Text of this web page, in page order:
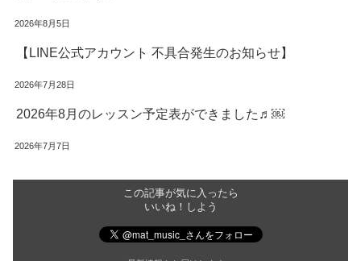
2026年8月5日
【LINE公式アカウント 不具合発生のお知らせ】
2026年7月28日
2026年8月のレッスン予定表ができました♬￼
2026年7月7日
この記事が気に入ったら
いいね！しよう